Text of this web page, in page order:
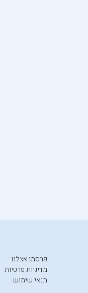
פרסמו אצלנו
מדיניות פרטיות
תנאי שימוש